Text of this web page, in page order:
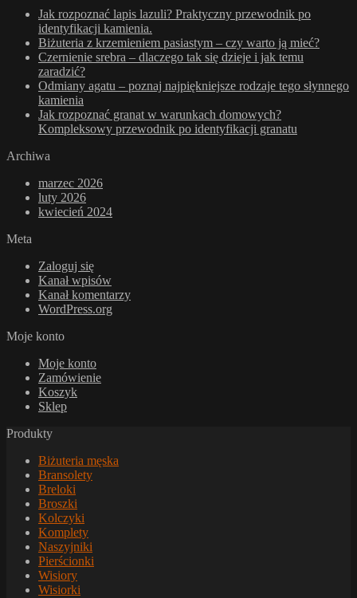
Jak rozpoznać lapis lazuli? Praktyczny przewodnik po
identyfikacji kamienia.
Biżuteria z krzemieniem pasiastym – czy warto ją mieć?
Czernienie srebra – dlaczego tak się dzieje i jak temu
zaradzić?
Odmiany agatu – poznaj najpiękniejsze rodzaje tego słynnego
kamienia
Jak rozpoznać granat w warunkach domowych?
Kompleksowy przewodnik po identyfikacji granatu
Archiwa
marzec 2026
luty 2026
kwiecień 2024
Meta
Zaloguj się
Kanał wpisów
Kanał komentarzy
WordPress.org
Moje konto
Moje konto
Zamówienie
Koszyk
Sklep
Produkty
Biżuteria męska
Bransolety
Breloki
Broszki
Kolczyki
Komplety
Naszyjniki
Pierścionki
Wisiory
Wisiorki